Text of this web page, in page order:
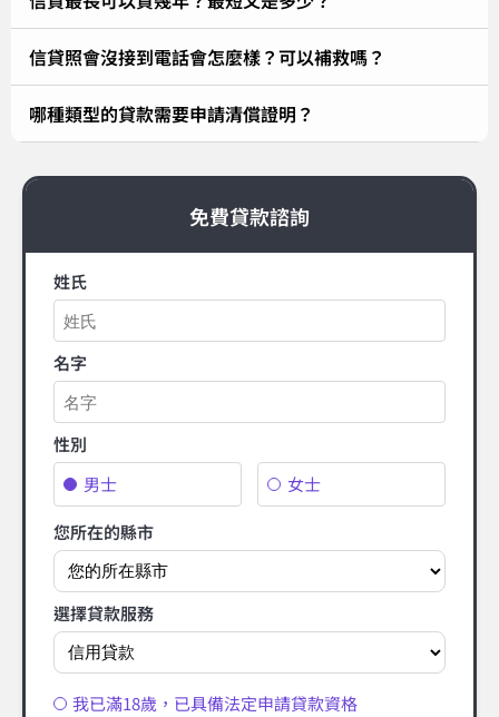
信貸照會沒接到電話會怎麼樣？可以補救嗎？
哪種類型的貸款需要申請清償證明？
免費貸款諮詢
姓氏
名字
性別
男士
女士
您所在的縣市
選擇貸款服務
我已滿18歲，已具備法定申請貸款資格